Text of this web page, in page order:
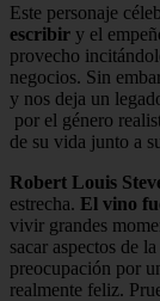
Este personaje
escribir y el
provecho
negocios. Sin
y nos deja un
por el género
de su vida junto a
Robert Louis
estrecha. El vino
vivir grandes
sacar aspectos de
preocupación por
realmente feliz.